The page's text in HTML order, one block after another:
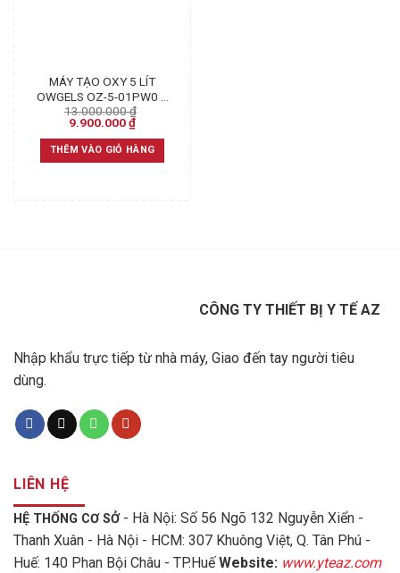
MÁY TẠO OXY 5 LÍT
OWGELS OZ-5-01PW0 –
CÓ XÔNG MŨI
13.000.000₫
Original
was:
13.000.000 ₫.
9.900.000₫Current
is:
9.900.000 ₫.
THÊM VÀO GIỎ HÀNG
CÔNG TY THIẾT BỊ Y TẾ AZ
Nhập khẩu trực tiếp từ nhà máy, Giao đến tay người tiêu
dùng.
LIÊN HỆ
HỆ THỐNG CƠ SỞ - Hà Nội: Số 56 Ngõ 132 Nguyễn Xiển -
Thanh Xuân - Hà Nội - HCM: 307 Khuông Việt, Q. Tân Phú -
Huế: 140 Phan Bội Châu - TP.HuếWebsite: www.yteaz.com